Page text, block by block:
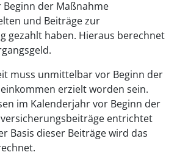
der Maßnahme
und Beiträge zur
gezahlt haben. Hieraus berechnet
muss unmittelbar vor Beginn der
erzielt worden sein.
im Kalenderjahr vor Beginn der
entrichtet
Basis dieser Beiträge wird das